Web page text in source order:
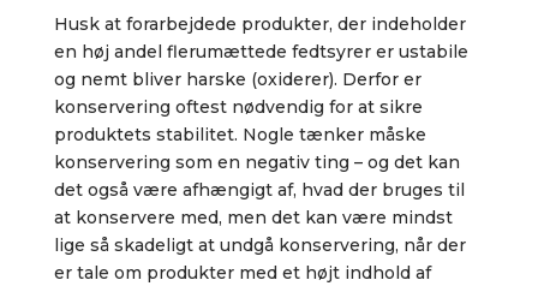
Husk at forarbejdede produkter, der indeholder
en høj andel flerumættede fedtsyrer er ustabile
og nemt bliver harske (oxiderer). Derfor er
konservering oftest nødvendig for at sikre
produktets stabilitet. Nogle tænker måske
konservering som en negativ ting – og det kan
det også være afhængigt af, hvad der bruges til
at konservere med, men det kan være mindst
lige så skadeligt at undgå konservering, når der
er tale om produkter med et højt indhold af